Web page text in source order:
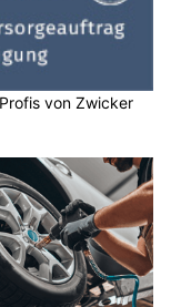
von Zwicker